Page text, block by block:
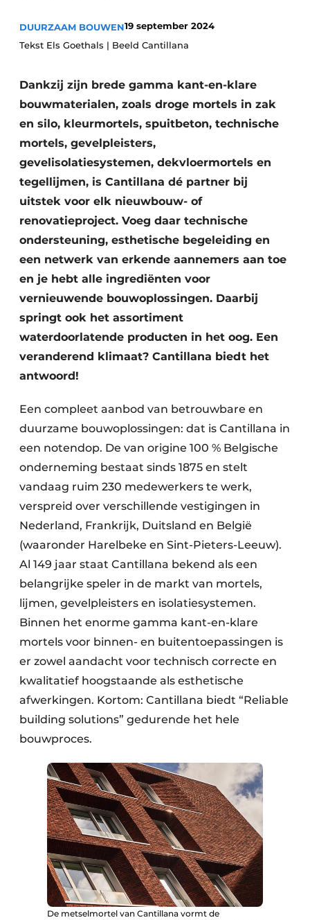
Vacatures
Aanmelden
Bedrijven
Bedrijven
Contact
Akoestiek
Brandveiligheid
BIM
Evenementen
Dak & Gevel
Houtbouw
Interieurarchitectuur
Keukens
Renovatie
Software
Toegangscontrole
Veiligheid & Opleiding
Zonwering
DUURZAAM BOUWEN19 september 2024
Tekst Els Goethals | Beeld Cantillana
Dankzij zijn brede gamma kant-en-klare
bouwmaterialen, zoals droge mortels in zak
en silo, kleurmortels, spuitbeton, technische
mortels, gevelpleisters,
gevelisolatiesystemen, dekvloermortels en
tegellijmen, is Cantillana dé partner bij
uitstek voor elk nieuwbouw- of
renovatieproject. Voeg daar technische
ondersteuning, esthetische begeleiding en
een netwerk van erkende aannemers aan toe
en je hebt alle ingrediënten voor
vernieuwende bouwoplossingen. Daarbij
springt ook het assortiment
waterdoorlatende producten in het oog. Een
veranderend klimaat? Cantillana biedt het
antwoord!
Een compleet aanbod van betrouwbare en
duurzame bouwoplossingen: dat is Cantillana in
een notendop. De van origine 100 % Belgische
onderneming bestaat sinds 1875 en stelt
vandaag ruim 230 medewerkers te werk,
verspreid over verschillende vestigingen in
Nederland, Frankrijk, Duitsland en België
(waaronder Harelbeke en Sint-Pieters-Leeuw).
Al 149 jaar staat Cantillana bekend als een
belangrijke speler in de markt van mortels,
lijmen, gevelpleisters en isolatiesystemen.
Binnen het enorme gamma kant-en-klare
mortels voor binnen- en buitentoepassingen is
er zowel aandacht voor technisch correcte en
kwalitatief hoogstaande als esthetische
afwerkingen. Kortom: Cantillana biedt “Reliable
building solutions” gedurende het hele
bouwproces.
De metselmortel van Cantillana vormt de